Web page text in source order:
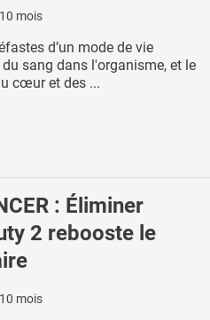
mois
d’un mode de vie
sang dans l'organisme, et le
cœur et des ...
: Éliminer
2 rebooste le
mois